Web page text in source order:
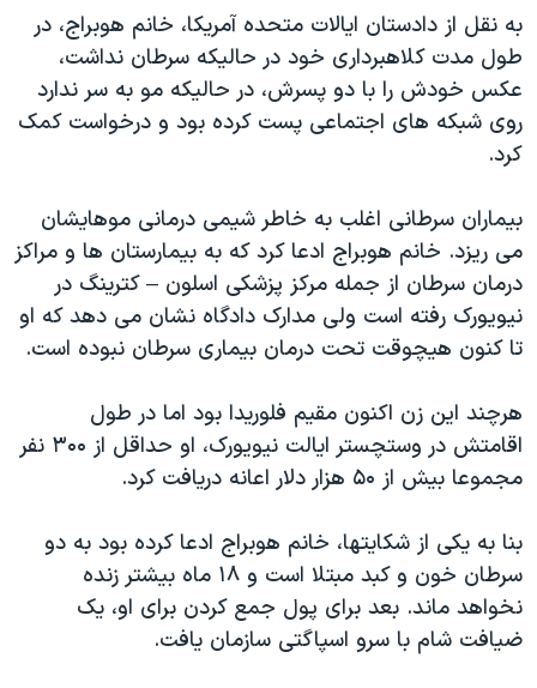
همایش محافظه‌کاران آمریکا «سی‌پک»
صفحه‌های ویژه
سفر پرزیدنت ترامپ به چین
به نقل از دادستان ایالات متحده آمریکا، خانم هوبراج، در
طول مدت کلاهبرداری خود در حالیکه سرطان نداشت،
عکس خودش را با دو پسرش، در حالیکه مو به سر ندارد
روی شبکه های اجتماعی پست کرده بود و درخواست کمک
کرد.
بیماران سرطانی اغلب به خاطر شیمی درمانی موهایشان
می ریزد. خانم هوبراج ادعا کرد که به بیمارستان ها و مراکز
درمان سرطان از جمله مرکز پزشکی اسلون – کترینگ در
نیویورک رفته است ولی مدارک دادگاه نشان می دهد که او
تا کنون هیچوقت تحت درمان بیماری سرطان نبوده است.
هرچند این زن اکنون مقیم فلوریدا بود اما در طول
اقامتش در وستچستر ایالت نیویورک، او حداقل از ۳۰۰ نفر
مجموعا بیش از ۵۰ هزار دلار اعانه دریافت کرد.
بنا به یکی از شکایتها، خانم هوبراج ادعا کرده بود به دو
سرطان خون و کبد مبتلا است و ۱۸ ماه بیشتر زنده
نخواهد ماند. بعد برای پول جمع کردن برای او، یک
ضیافت شام با سرو اسپاگتی سازمان یافت.